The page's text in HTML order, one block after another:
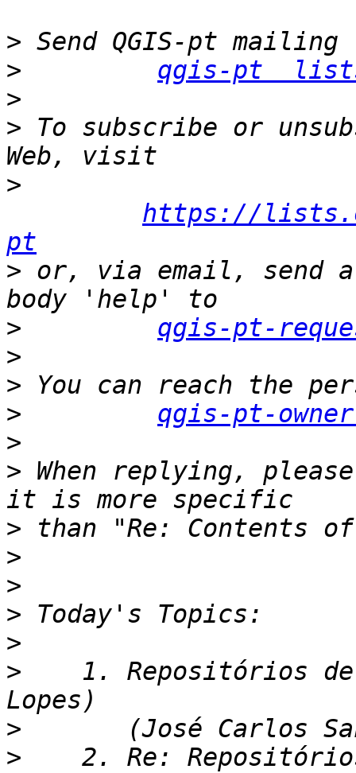
>
>
qgis-pt
>
> To subscribe or
>
https://
pt
> or, via email, send a
>
qgis-pt-
>
>
>
qgis-pt-
>
> When replying,
>
>
>
>
>
>
1. Repositórios
>
>
2. Re: